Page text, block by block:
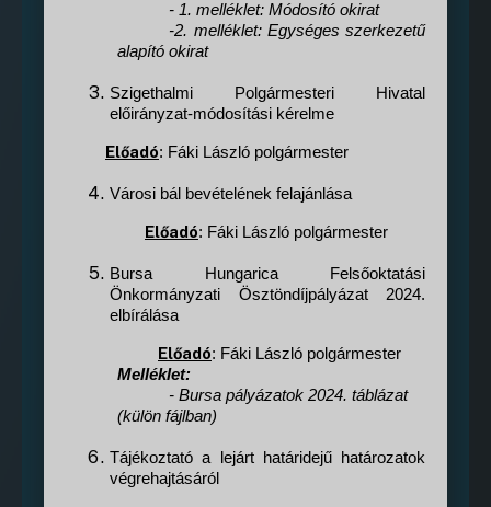
- 1. melléklet: Módosító okirat
-2. melléklet: Egységes szerkezetű
alapító okirat
Szigethalmi Polgármesteri Hivatal
előirányzat-módosítási kérelme
Előadó: Fáki László polgármester
Városi bál bevételének felajánlása
Előadó: Fáki László polgármester
BursaHungarica Felsőoktatási
Önkormányzati Ösztöndíjpályázat 2024.
elbírálása
Előadó: Fáki László polgármester
Melléklet:
-Bursa pályázatok 2024. táblázat
(külön fájlban)
Tájékoztató a lejárt határidejű határozatok
végrehajtásáról